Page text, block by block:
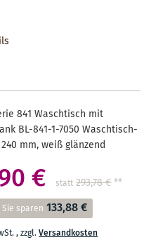
841 Waschtisch mit
BL-841-1-7050 Waschtisch-
mm, weiß glänzend
€ statt 293,78 €**
Sie sparen 133,88 €
,zzgl.Versandkosten